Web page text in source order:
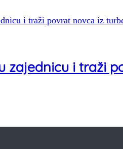
zajednicu i traži